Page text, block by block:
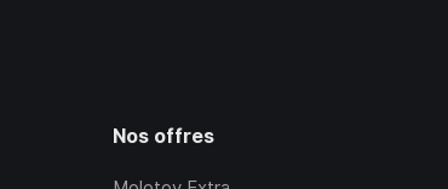
Nos offres